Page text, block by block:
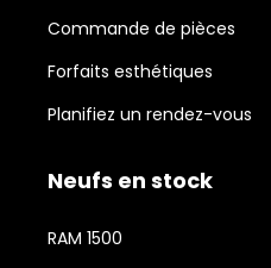
Commande de pièces
Forfaits esthétiques
Planifiez un rendez-vous
Neufs en stock
RAM 1500